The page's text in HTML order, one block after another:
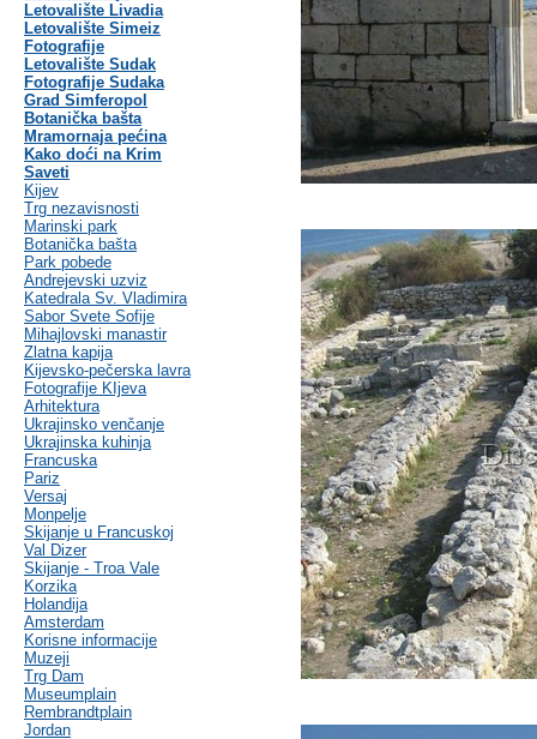
Letovalište Livadia
Letovalište Simeiz
Fotografije
Letovalište Sudak
Fotografije Sudaka
Grad Simferopol
Botanička bašta
Mramornaja pećina
Kako doći na Krim
Saveti
Kijev
Trg nezavisnosti
Marinski park
Botanička bašta
Park pobede
Andrejevski uzviz
Katedrala Sv. Vladimira
Sabor Svete Sofije
Mihajlovski manastir
Zlatna kapija
Kijevsko-pečerska lavra
Fotografije KIjeva
Arhitektura
Ukrajinsko venčanje
Ukrajinska kuhinja
Francuska
Pariz
Versaj
Monpelje
Skijanje u Francuskoj
Val Dizer
Skijanje - Troa Vale
Korzika
Holandija
Amsterdam
Korisne informacije
Muzeji
Trg Dam
Museumplain
Rembrandtplain
Jordan